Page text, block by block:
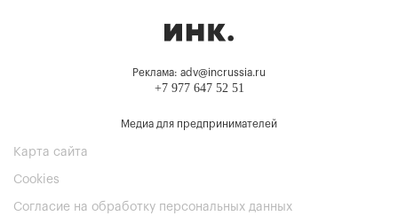
Реклама: adv@incrussia.ru
+7 977 647 52 51
Медиа для предпринимателей
Карта сайта
Cookies
Согласие на обработку персональных данных